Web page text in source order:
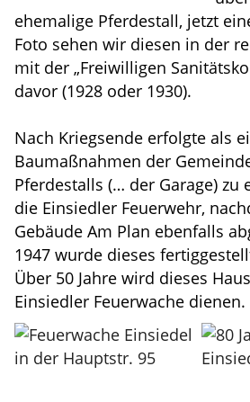
ehemalige Pferdestall, jetzt
Foto sehen wir diesen in der
mit der „Freiwilligen
davor (1928 oder 1930).
Nach Kriegsende erfolgte als
Baumaßnahmen der
Pferdestalls (… der Garage) zu
die Einsiedler Feuerwehr,
Gebäude Am Plan ebenfalls
1947 wurde dieses
Über 50 Jahre wird dieses
Einsiedler Feuerwache dienen.